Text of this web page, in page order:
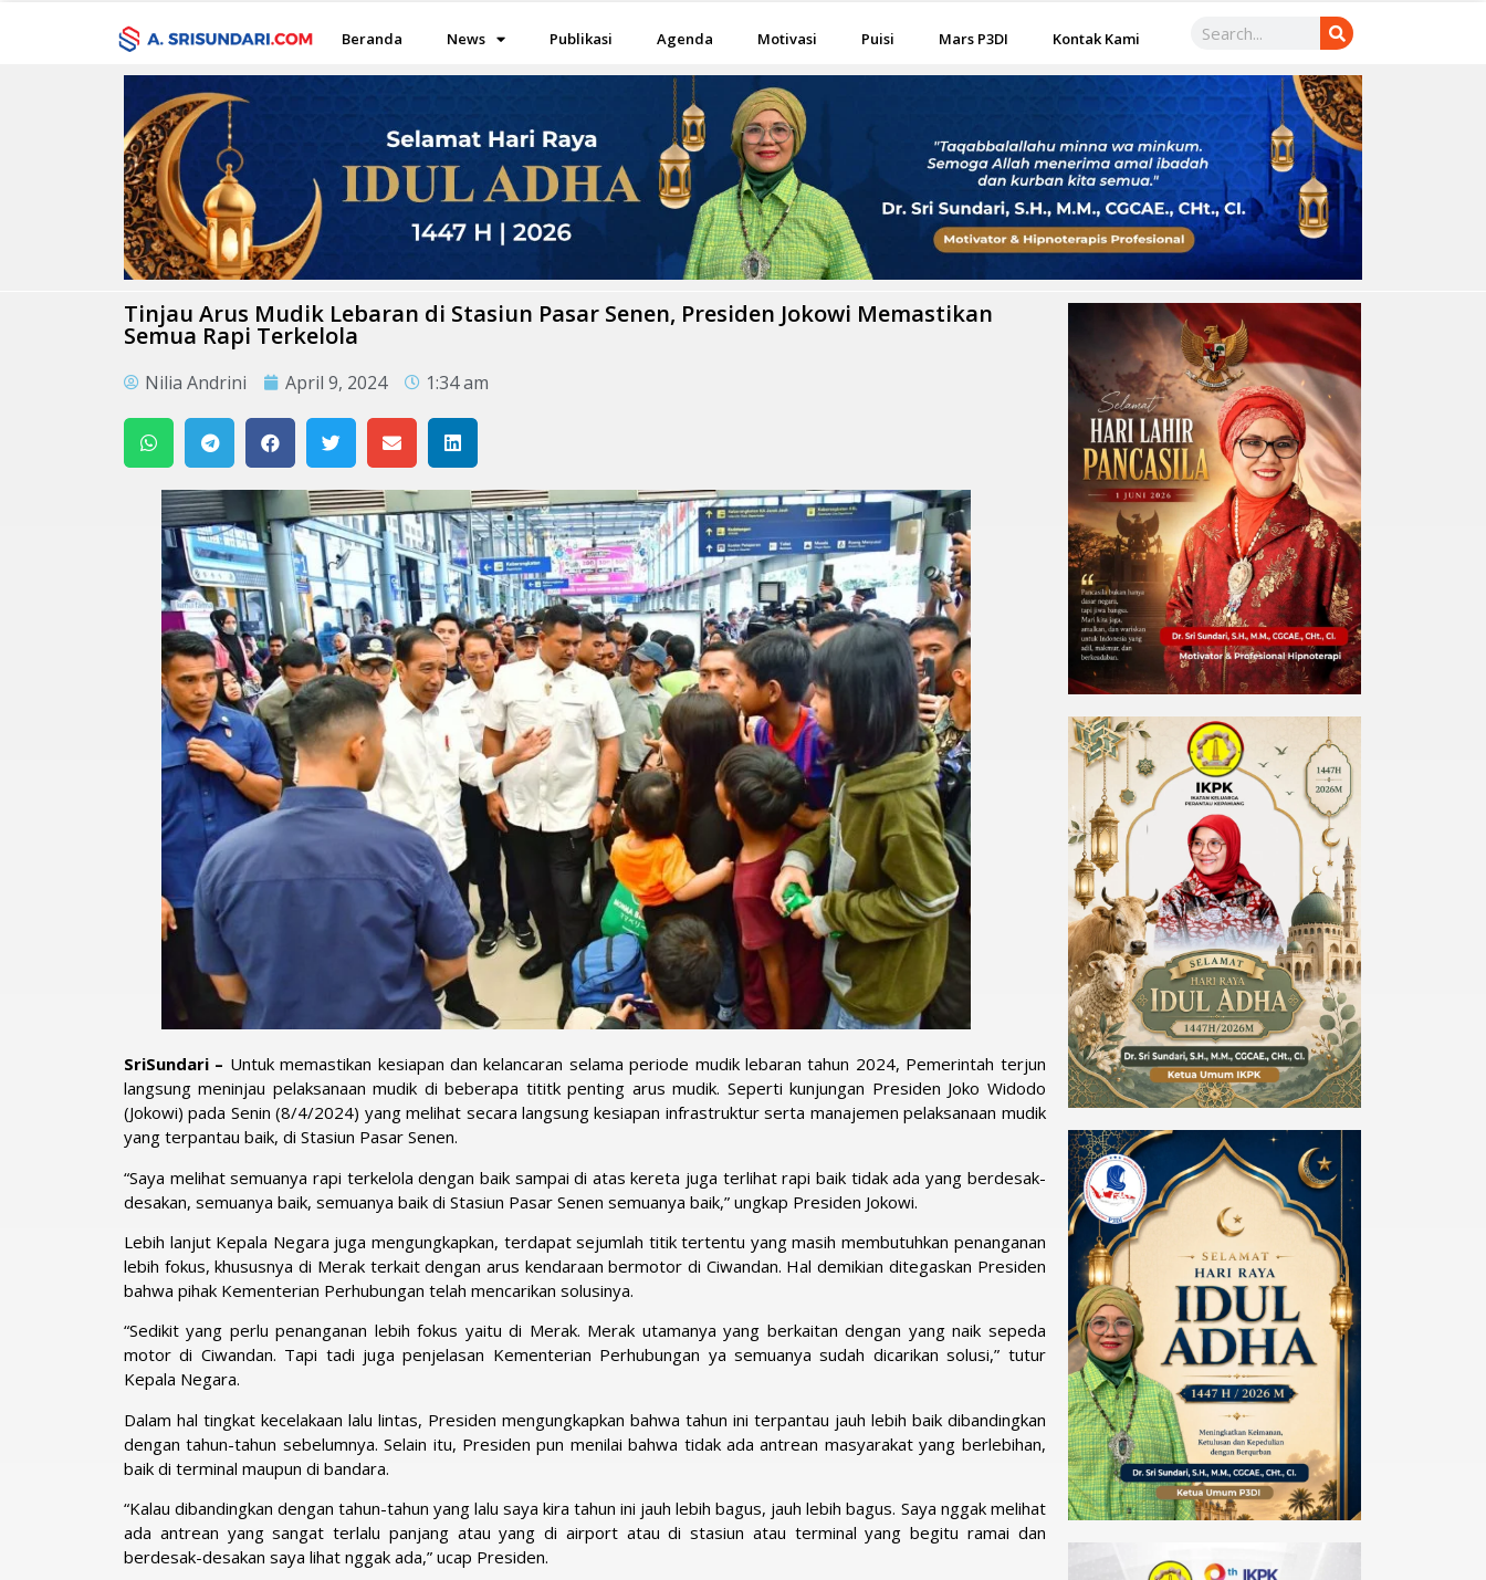
Beranda News Publikasi Agenda Motivasi Puisi Mars P3DI Kontak Kami
Tinjau Arus Mudik Lebaran di Stasiun Pasar Senen, Presiden Jokowi Memastikan
Semua Rapi Terkelola
Nilia Andrini April 9, 2024 1:34 am
SriSundari – Untuk memastikan kesiapan dan kelancaran selama periode mudik lebaran tahun 2024, Pemerintah terjun
langsung meninjau pelaksanaan mudik di beberapa tititk penting arus mudik. Seperti kunjungan Presiden Joko Widodo
(Jokowi) pada Senin (8/4/2024) yang melihat secara langsung kesiapan infrastruktur serta manajemen pelaksanaan mudik
yang terpantau baik, di Stasiun Pasar Senen.
“Saya melihat semuanya rapi terkelola dengan baik sampai di atas kereta juga terlihat rapi baik tidak ada yang berdesak-
desakan, semuanya baik, semuanya baik di Stasiun Pasar Senen semuanya baik,” ungkap Presiden Jokowi.
Lebih lanjut Kepala Negara juga mengungkapkan, terdapat sejumlah titik tertentu yang masih membutuhkan penanganan
lebih fokus, khususnya di Merak terkait dengan arus kendaraan bermotor di Ciwandan. Hal demikian ditegaskan Presiden
bahwa pihak Kementerian Perhubungan telah mencarikan solusinya.
“Sedikit yang perlu penanganan lebih fokus yaitu di Merak. Merak utamanya yang berkaitan dengan yang naik sepeda
motor di Ciwandan. Tapi tadi juga penjelasan Kementerian Perhubungan ya semuanya sudah dicarikan solusi,” tutur
Kepala Negara.
Dalam hal tingkat kecelakaan lalu lintas, Presiden mengungkapkan bahwa tahun ini terpantau jauh lebih baik dibandingkan
dengan tahun-tahun sebelumnya. Selain itu, Presiden pun menilai bahwa tidak ada antrean masyarakat yang berlebihan,
baik di terminal maupun di bandara.
“Kalau dibandingkan dengan tahun-tahun yang lalu saya kira tahun ini jauh lebih bagus, jauh lebih bagus. Saya nggak melihat
ada antrean yang sangat terlalu panjang atau yang di airport atau di stasiun atau terminal yang begitu ramai dan
berdesak-desakan saya lihat nggak ada,” ucap Presiden.